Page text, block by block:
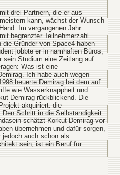
drei Partnern, die er aus
kann, wächst der Wunsch
Im vergangenen Jahr
begrenzter Teilnehmerzahl
Gründer von Space4 haben
jobbte er in namhaften Büros,
sein Studium eine Zeitlang auf
Was ist eine
Ich habe auch wegen
heuerte Demirag bei dem auf
wie Wasserknappheit und
Demirag rückblickend. Die
akquiriert: die
Schritt in die Selbständigkeit
schätzt Korkut Demirag vor
übernehmen und dafür sorgen,
auch schon als
sein, ist ein Beruf für